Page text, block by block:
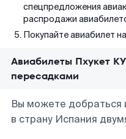
спецпредложения
распродажи
Покупайте авиабилет
Авиабилеты Пхукет
пересадками
Вы можете добраться
в страну Испания